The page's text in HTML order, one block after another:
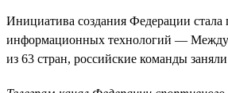
Инициатива создания Федерации
информационных технологий —
из 63 стран, российские команды